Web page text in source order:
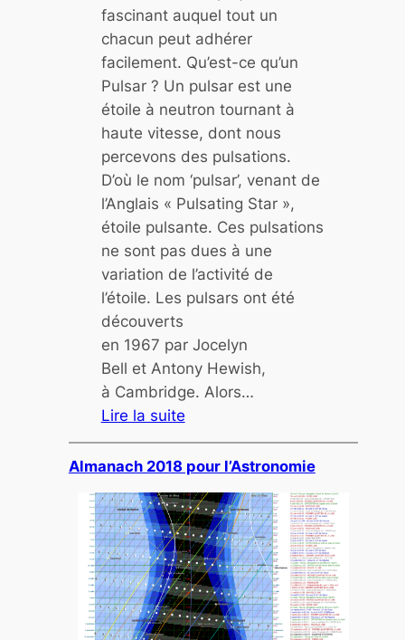
fascinant auquel tout un
chacun peut adhérer
facilement. Qu’est-ce qu’un
Pulsar ? Un pulsar est une
étoile à neutron tournant à
haute vitesse, dont nous
percevons des pulsations.
D’où le nom ‘pulsar’, venant de
l’Anglais « Pulsating Star »,
étoile pulsante. Ces pulsations
ne sont pas dues à une
variation de l’activité de
l’étoile. Les pulsars ont été
découverts
en 1967 par Jocelyn
Bell et Antony Hewish,
à Cambridge. Alors…
Lire la suite
:
L
s
p
u
l
s
a
Almanach 2018 pour l’Astronomie